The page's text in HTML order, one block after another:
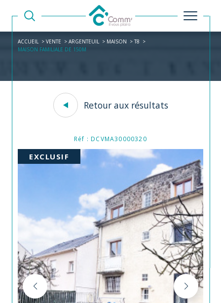
ACCUEIL VENTE ARGENTEUIL MAISON
T8
MAISON FAMILIALE DE 150M
Retour aux résultats
Réf : DCVMA30000320
EXCLUSIF